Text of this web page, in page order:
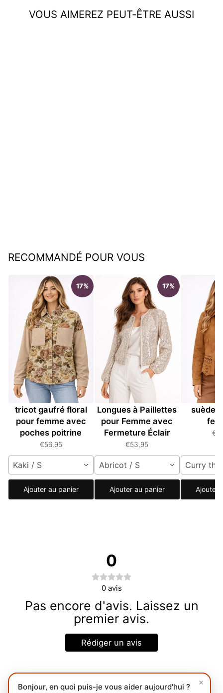
VOUS AIMEREZ PEUT-ÊTRE AUSSI
RECOMMANDÉ POUR VOUS
17%
Veste à boutons en
tricot gaufré floral
pour femme avec
poches poitrine
€56,95
Kaki / S
Ajouter au panier
17%
Veste à Manches
Longues à Paillettes
pour Femme avec
Fermeture Éclair
€53,95
Abricot / S
Ajouter au panier
Veste
suède
Curry
Ajouter
0
0 avis
Pas encore d'avis. Laissez un
premier avis.
Rédiger un avis
Bonjour, en quoi puis-je vous aider aujourd'hui ?